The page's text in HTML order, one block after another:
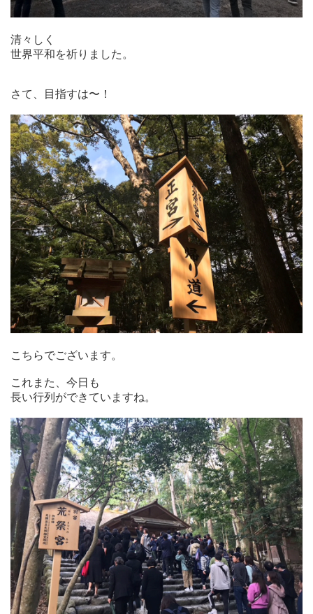
清々しく
世界平和を祈りました。
さて、目指すは〜！
こちらでございます。
これまた、今日も
長い行列ができていますね。